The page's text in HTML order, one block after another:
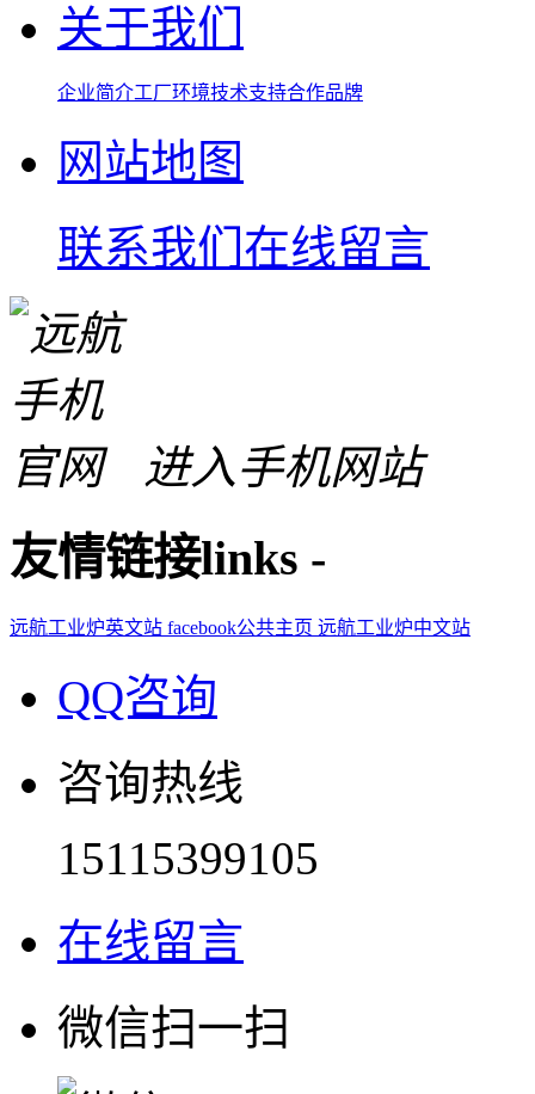
关于我们
企业简介工厂环境技术支持合作品牌
网站地图
联系我们 在线留言
进入手机网站
友情链接links -
远航工业炉英文站 facebook公共主页 远航工业炉中文站
QQ咨询
咨询热线
15115399105
在线留言
微信扫一扫